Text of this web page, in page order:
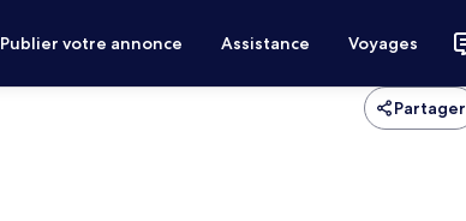
Publier votre annonce Assistance Voyages
Partager